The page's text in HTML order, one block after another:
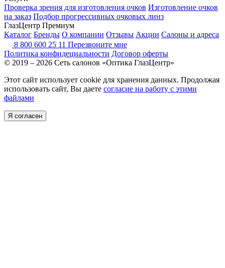
Проверка зрения для изготовления очков Изготовление очков
на заказ Подбор прогрессивных очковых линз
ГлазЦентр Премиум
Каталог Бренды О компании Отзывы Акции Салоны и адреса
8 800 600 25 11 Перезвоните мне
Политика конфидециальности Договор оферты
© 2019 – 2026 Сеть салонов «Оптика ГлазЦентр»
Этот сайт использует cookie для хранения данных. Продолжая
использовать сайт, Вы даете согласие на работу с этими
файлами
Я согласен